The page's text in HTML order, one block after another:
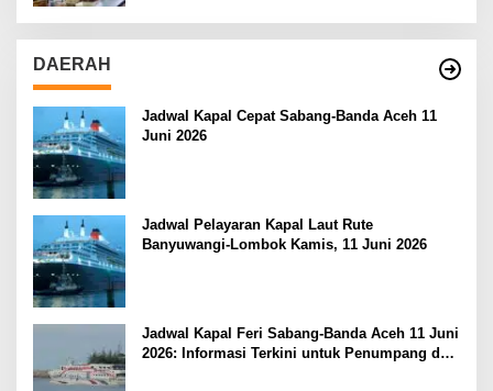
DAERAH
Jadwal Kapal Cepat Sabang-Banda Aceh 11
Juni 2026
Jadwal Pelayaran Kapal Laut Rute
Banyuwangi-Lombok Kamis, 11 Juni 2026
Jadwal Kapal Feri Sabang-Banda Aceh 11 Juni
2026: Informasi Terkini untuk Penumpang dan